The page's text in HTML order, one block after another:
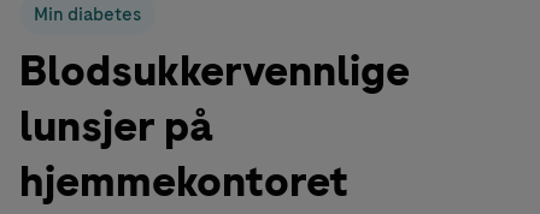
Min diabetes
Blodsukkervennlige
lunsjer på
hjemmekontoret